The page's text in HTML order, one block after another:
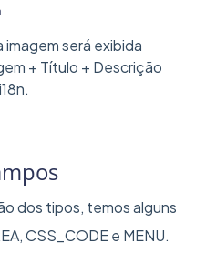
será exibida
+ Título + Descrição
dos tipos, temos alguns
CSS_CODE e MENU.